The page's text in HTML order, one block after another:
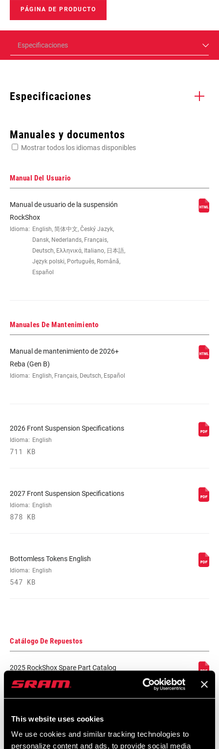
This website uses cookies
We use cookies and similar tracking technologies to
personalize content and ads, to provide social media
PÁGINA DE PRODUCTO
Especificaciones
Especificaciones
FENDER
COMPATIBILITY
Manuales y documentos
Mostrar todos los idiomas disponibles
Manual Del Usuario
Manual de usuario de la suspensión
RockShox
Idioma: English, 简体中文, Český Jazyk,
Dansk, Nederlands, Français,
Deutsch, Ελληνικά, Italiano, 日本語,
Język polski, Português, Română,
Español
Manuales De Mantenimiento
Manual de mantenimiento de 2026+
Reba (Gen B)
Idioma: English, Français, Deutsch, Español
2026 Front Suspension Specifications
Idioma: English
711 KB
2027 Front Suspension Specifications
Idioma: English
878 KB
Bottomless Tokens English
Idioma: English
547 KB
Catálogo De Repuestos
2025 RockShox Spare Part Catalog
Idioma: English
89 MB
2026 RockShox Spare Part Catalog
Idioma: English